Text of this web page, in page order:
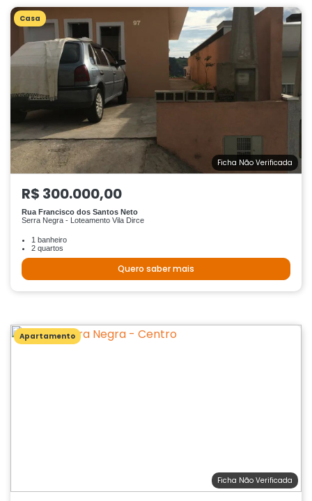
Casa
Ficha Não Verificada
R$ 300.000,00
Rua Francisco dos Santos Neto
Serra Negra - Loteamento Vila Dirce
1 banheiro
2 quartos
Quero saber mais
Apartamento
Ficha Não Verificada